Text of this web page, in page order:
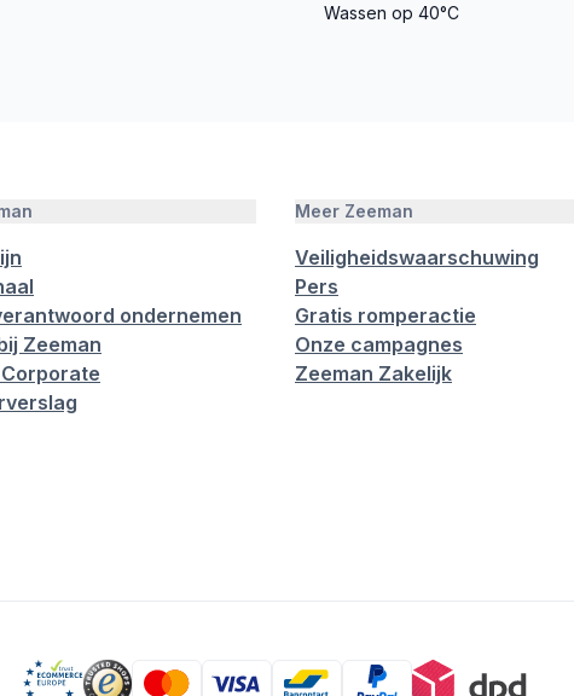
Wassen op 40°C
ondernemen
Zeeman
Meer Zeeman
Veiligheidswaarschuwing
Pers
Gratis romperactie
Onze campagnes
Zeeman Zakelijk